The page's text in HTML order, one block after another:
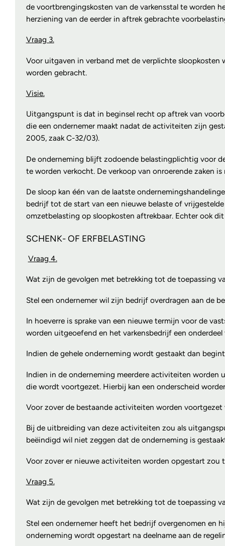
de voortbrengingskosten van de varkensstal te worden
herziening van de eerder in aftrek gebrachte
Vraag 3.
Voor uitgaven in verband met de verplichte
worden gebracht.
Visie.
Uitgangspunt is dat in beginsel recht op aftrek van
die een ondernemer maakt nadat de activiteiten zijn
2005, zaak C-32/03).
De onderneming blijft zodoende belastingplichtig voor
te worden verkocht. De verkoop van onroerende zaken
De sloop kan één van de laatste
bedrijf tot de start van een nieuwe belaste of
omzetbelasting op sloopkosten aftrekbaar. Echter ook
SCHENK- OF ERFBELASTING
Vraag 4.
Wat zijn de gevolgen met betrekking tot de toepassing
Stel een ondernemer wil zijn bedrijf overdragen aan de
In hoeverre is sprake van een nieuwe termijn voor de
worden uitgeoefend en het varkensbedrijf een
Indien de gehele onderneming wordt gestaakt dan
Indien in de onderneming meerdere activiteiten worden
die wordt voortgezet. Hierbij kan een onderscheid
Voor zover de bestaande activiteiten worden voortgezet
Bij de uitbreiding van deze activiteiten zou als
beëindigd wil niet zeggen dat de onderneming is
Voor zover er nieuwe activiteiten worden opgestart
Vraag 5.
Wat zijn de gevolgen met betrekking tot de toepassing
Stel een ondernemer heeft het bedrijf overgenomen en
onderneming wordt opgestart na deelname aan de